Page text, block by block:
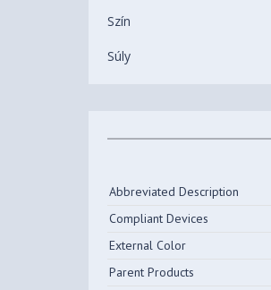
Szín
Súly
Abbreviated Description
Compliant Devices
External Color
Parent Products